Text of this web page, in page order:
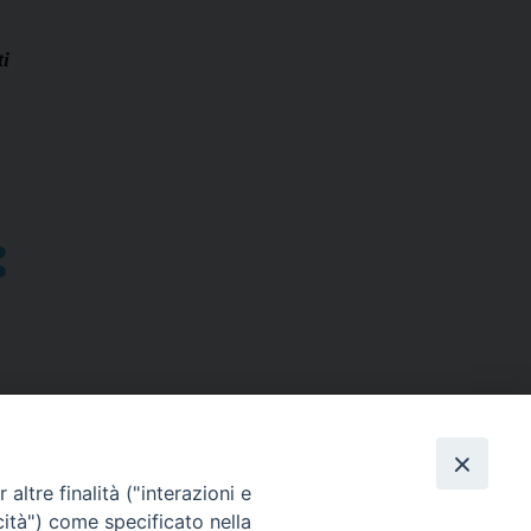
altre finalità ("interazioni e
come specificato nella